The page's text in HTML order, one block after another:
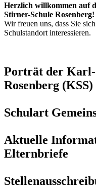
Herzlich willkommen auf
Stirner-Schule Rosenberg!
Wir freuen uns, dass Sie
Schulstandort interessieren.
Porträt der
Rosenberg (KSS)
Schulart
Aktuelle
Elternbriefe